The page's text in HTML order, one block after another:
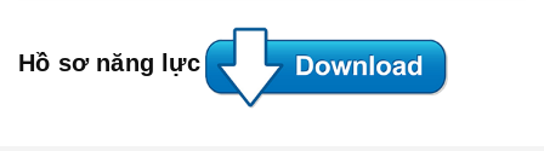
Hồ sơ năng lực